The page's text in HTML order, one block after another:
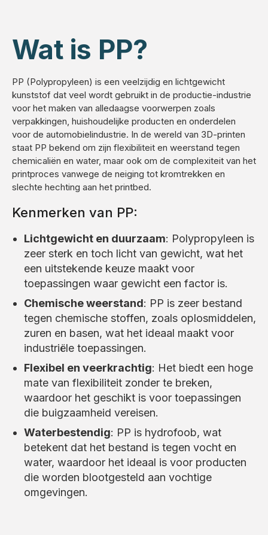
Wat is PP?
PP (Polypropyleen) is een veelzijdig en lichtgewicht
kunststof dat veel wordt gebruikt in de productie-industrie
voor het maken van alledaagse voorwerpen zoals
verpakkingen, huishoudelijke producten en onderdelen
voor de automobielindustrie. In de wereld van 3D-printen
staat PP bekend om zijn flexibiliteit en weerstand tegen
chemicaliën en water, maar ook om de complexiteit van het
printproces vanwege de neiging tot kromtrekken en
slechte hechting aan het printbed.
Kenmerken van PP:
Lichtgewicht en duurzaam: Polypropyleen is
zeer sterk en toch licht van gewicht, wat het
een uitstekende keuze maakt voor
toepassingen waar gewicht een factor is.
Chemische weerstand: PP is zeer bestand
tegen chemische stoffen, zoals oplosmiddelen,
zuren en basen, wat het ideaal maakt voor
industriële toepassingen.
Flexibel en veerkrachtig: Het biedt een hoge
mate van flexibiliteit zonder te breken,
waardoor het geschikt is voor toepassingen
die buigzaamheid vereisen.
Waterbestendig: PP is hydrofoob, wat
betekent dat het bestand is tegen vocht en
water, waardoor het ideaal is voor producten
die worden blootgesteld aan vochtige
omgevingen.